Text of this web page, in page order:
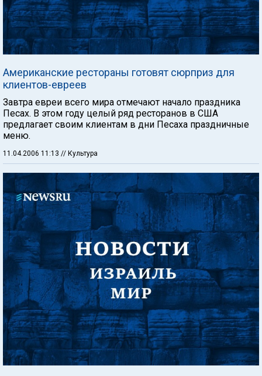
Американские рестораны готовят сюрприз для
клиентов-евреев
Завтра евреи всего мира отмечают начало праздника
Песах. В этом году целый ряд ресторанов в США
предлагает своим клиентам в дни Песаха праздничные
меню.
11.04.2006 11:13 // Культура